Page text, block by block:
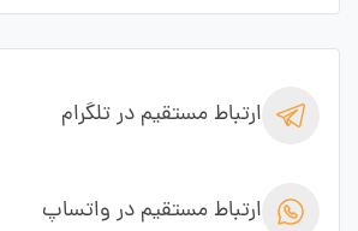
ارتباط مستقیم در تلگرام
ارتباط مستقیم در واتساپ